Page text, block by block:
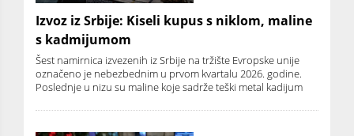
Izvoz iz Srbije: Kiseli kupus s niklom, maline
s kadmijumom
Šest namirnica izvezenih iz Srbije na tržište Evropske unije
označeno je nebezbednim u prvom kvartalu 2026. godine.
Poslednje u nizu su maline koje sadrže teški metal kadijum